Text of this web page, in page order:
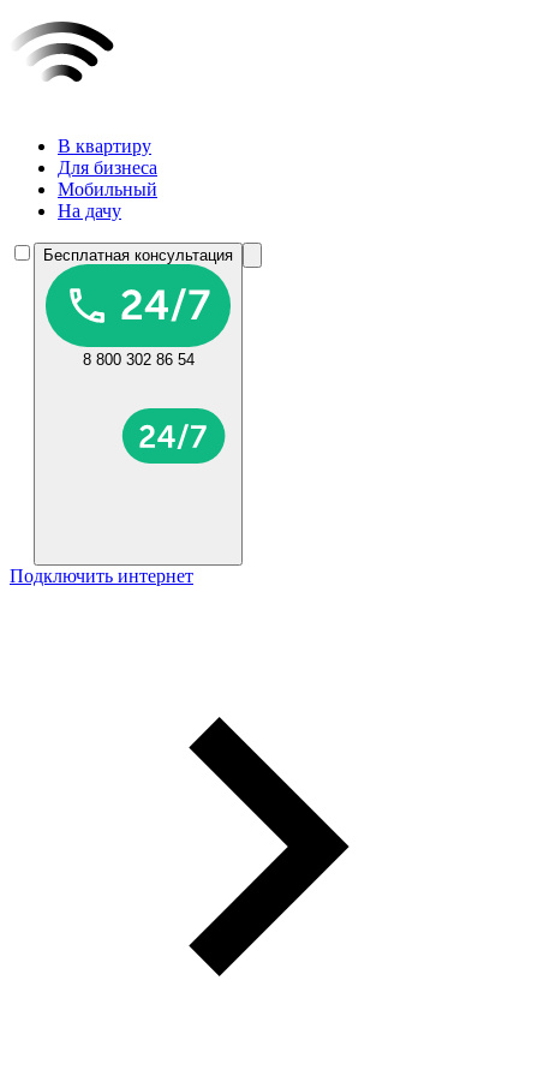
В квартиру
Для бизнеса
Мобильный
На дачу
Бесплатная консультация
8 800 302 86 54
Подключить интернет